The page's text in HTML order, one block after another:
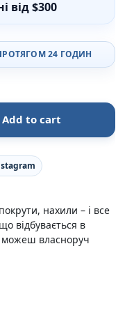
від $300
24 ГОДИН
- Час Майстрів
Add to cart
нахили – і все
відбувається в
можеш власноруч